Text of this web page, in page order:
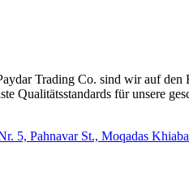
Trading Co. sind wir auf den
Qualitätsstandards für unsere
5, Pahnavar St., Moqadas